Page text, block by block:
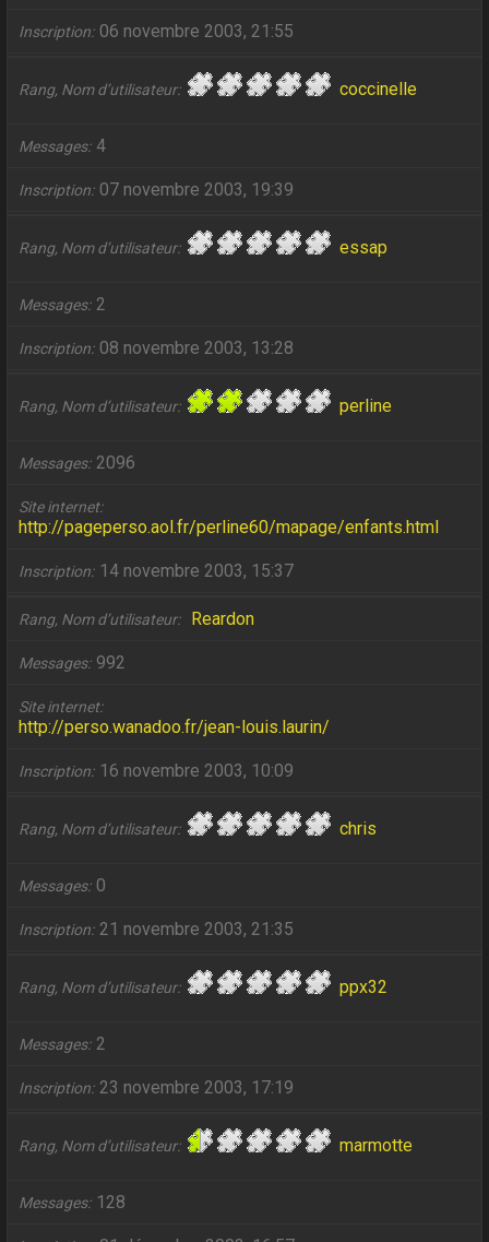
Inscription 06 novembre 2003, 21:55
Rang, Nom d’utilisateur coccinelle
Messages 4
Inscription 07 novembre 2003, 19:39
Rang, Nom d’utilisateur essap
Messages 2
Inscription 08 novembre 2003, 13:28
Rang, Nom d’utilisateur perline
Messages 2096
Site internet
http://pageperso.aol.fr/perline60/mapage/enfants.html
Inscription 14 novembre 2003, 15:37
Rang, Nom d’utilisateur Reardon
Messages 992
Site internet
http://perso.wanadoo.fr/jean-louis.laurin/
Inscription 16 novembre 2003, 10:09
Rang, Nom d’utilisateur chris
Messages 0
Inscription 21 novembre 2003, 21:35
Rang, Nom d’utilisateur ppx32
Messages 2
Inscription 23 novembre 2003, 17:19
Rang, Nom d’utilisateur marmotte
Messages 128